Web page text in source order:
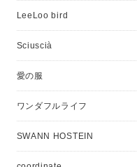
LeeLoo bird
Sciuscià
愛の服
ワンダフルライフ
SWANN HOSTEIN